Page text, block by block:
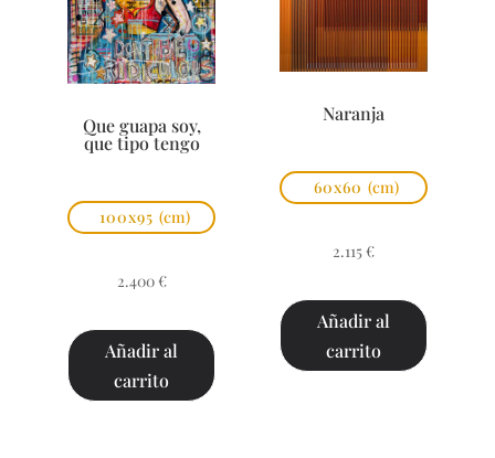
Que guapa soy,
que tipo tengo
100x95 (cm)
2.400 €
Añadir al
carrito
Naranja
60x60 (cm)
2.115 €
Añadir al
carrito